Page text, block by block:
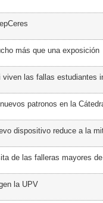
más que una exposición
viven las fallas estudiantes
patronos en la
dispositivo reduce a la
de las falleras mayores
la UPV